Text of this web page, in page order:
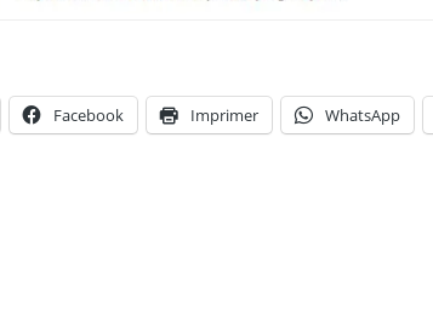
Facebook Imprimer WhatsApp